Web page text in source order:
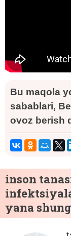
Bu maqola
sabablari,
ovoz berish
inson
yana